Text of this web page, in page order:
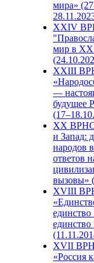
мира»
XXIV
мир в
XXIII
—
будущее
XX ВРНС
и Запад:
народов
ответов
вызовы»
XVIII
единство
единство
XVII
«Россия